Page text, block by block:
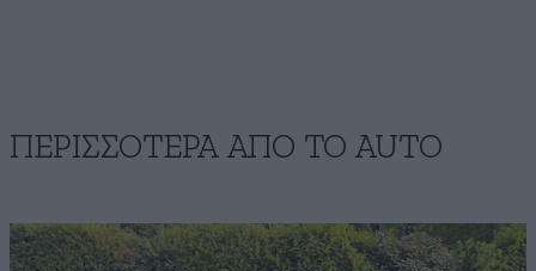
ΠΕΡΙΣΣΟΤΕΡΑ ΑΠΟ ΤΟ AUTO